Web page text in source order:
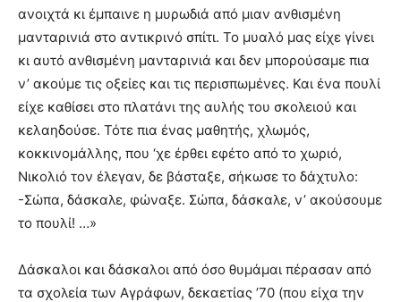
ανοιχτά κι έμπαινε η μυρωδιά από μιαν ανθισμένη
μανταρινιά στο αντικρινό σπίτι. Το μυαλό μας είχε γίνει
κι αυτό ανθισμένη μανταρινιά και δεν μπορούσαμε πια
ν’ ακούμε τις οξείες και τις περισπωμένες. Και ένα πουλί
είχε καθίσει στο πλατάνι της αυλής του σκολειού και
κελαηδούσε. Τότε πια ένας μαθητής, χλωμός,
κοκκινομάλλης, που ‘χε έρθει εφέτο από το χωριό,
Νικολιό τον έλεγαν, δε βάσταξε, σήκωσε το δάχτυλο:
-Σώπα, δάσκαλε, φώναξε. Σώπα, δάσκαλε, ν’ ακούσουμε
το πουλί! …»
Δάσκαλοι και δάσκαλοι από όσο θυμάμαι πέρασαν από
τα σχολεία των Αγράφων, δεκαετίας ’70 (που είχα την